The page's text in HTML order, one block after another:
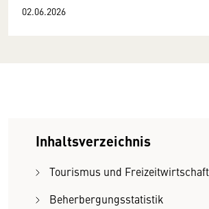
02.06.2026
Inhaltsverzeichnis
Tourismus und
Beherbergungsstatistik